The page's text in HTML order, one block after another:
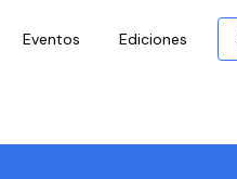
Eventos Ediciones